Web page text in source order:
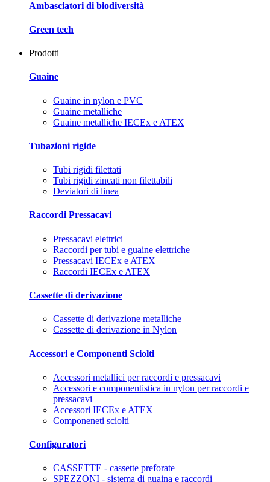
Ambasciatori di biodiversità
Green tech
Prodotti
Guaine
Guaine in nylon e PVC
Guaine metalliche
Guaine metalliche IECEx e ATEX
Tubazioni rigide
Tubi rigidi filettati
Tubi rigidi zincati non filettabili
Deviatori di linea
Raccordi Pressacavi
Pressacavi elettrici
Raccordi per tubi e guaine elettriche
Pressacavi IECEx e ATEX
Raccordi IECEx e ATEX
Cassette di derivazione
Cassette di derivazione metalliche
Cassette di derivazione in Nylon
Accessori e Componenti Sciolti
Accessori metallici per raccordi e pressacavi
Accessori e componentistica in nylon per raccordi e
pressacavi
Accessori IECEx e ATEX
Componeneti sciolti
Configuratori
CASSETTE - cassette preforate
SPEZZONI - sistema di guaina e raccordi